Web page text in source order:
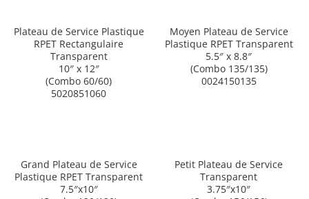
Plateau de Service Plastique
RPET Rectangulaire
Transparent
10″ x 12″
(Combo 60/60)
5020851060
Moyen Plateau de Service
Plastique RPET Transparent
5.5″ x 8.8″
(Combo 135/135)
0024150135
Grand Plateau de Service
Plastique RPET Transparent
7.5″x10″
Petit Plateau de Service
Transparent
3.75″x10″